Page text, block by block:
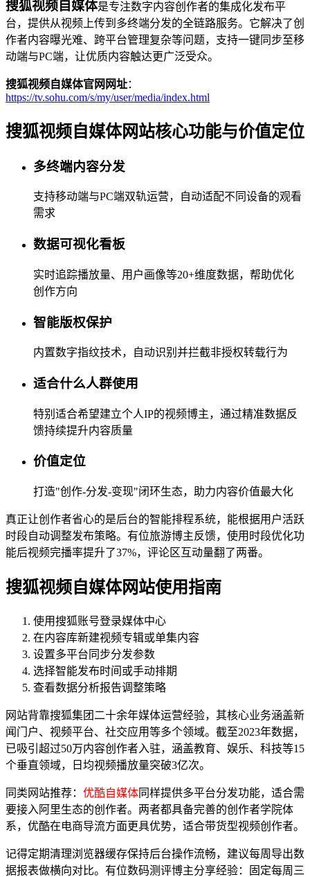
搜狐视频自媒体是专注数字内容创作者的集成化发布平
台，提供从视频上传到多终端分发的全链路服务。它解决了创
作者内容曝光难、跨平台管理复杂等问题，支持一键同步至移
动端与PC端，让优质内容触达更广泛受众。
搜狐视频自媒体官网网址：
https://tv.sohu.com/s/my/user/media/index.html
搜狐视频自媒体网站核心功能与价值定位
多终端内容分发
支持移动端与PC端双轨运营，自动适配不同设备的观看
需求
数据可视化看板
实时追踪播放量、用户画像等20+维度数据，帮助优化
创作方向
智能版权保护
内置数字指纹技术，自动识别并拦截非授权转载行为
适合什么人群使用
特别适合希望建立个人IP的视频博主，通过精准数据反
馈持续提升内容质量
价值定位
打造"创作-分发-变现"闭环生态，助力内容价值最大化
真正让创作者省心的是后台的智能排程系统，能根据用户活跃
时段自动调整发布策略。有位旅游博主反馈，使用时段优化功
能后视频完播率提升了37%，评论区互动量翻了两番。
搜狐视频自媒体网站使用指南
使用搜狐账号登录媒体中心
在内容库新建视频专辑或单集内容
设置多平台同步分发参数
选择智能发布时间或手动排期
查看数据分析报告调整策略
网站背靠搜狐集团二十余年媒体运营经验，其核心业务涵盖新
闻门户、视频平台、社交应用等多个领域。截至2023年数据，
已吸引超过50万内容创作者入驻，涵盖教育、娱乐、科技等15
个垂直领域，日均视频播放量突破3亿次。
同类网站推荐： 优酷自媒体同样提供多平台分发功能，适合需
要接入阿里生态的创作者。两者都具备完善的创作者学院体
系，优酷在电商导流方面更具优势，适合带货型视频创作者。
记得定期清理浏览器缓存保持后台操作流畅，建议每周导出数
据报表做横向对比。有位数码测评博主分享经验：固定每周三